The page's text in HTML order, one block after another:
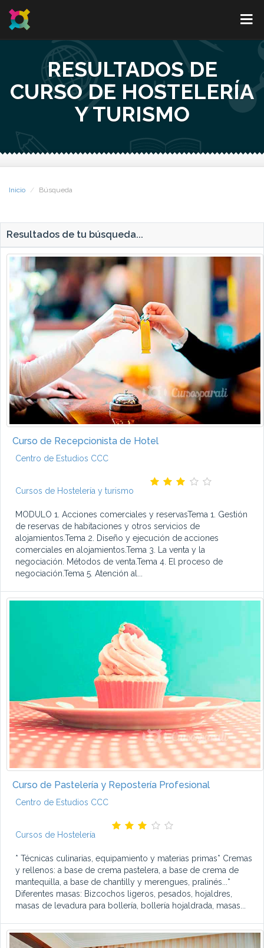
RESULTADOS DE
CURSO DE HOSTELERÍA
Y TURISMO
Inicio Búsqueda
Resultados de tu búsqueda...
Curso de Recepcionista de Hotel
Centro de Estudios CCC
Cursos de Hostelería y turismo
MODULO 1. Acciones comerciales y reservasTema 1. Gestión
de reservas de habitaciones y otros servicios de
alojamientos.Tema 2. Diseño y ejecución de acciones
comerciales en alojamientos.Tema 3. La venta y la
negociación. Métodos de venta.Tema 4. El proceso de
negociación.Tema 5. Atención al...
Curso de Pastelería y Repostería Profesional
Centro de Estudios CCC
Cursos de Hostelería
* Técnicas culinarias, equipamiento y materias primas* Cremas
y rellenos: a base de crema pastelera, a base de crema de
mantequilla, a base de chantilly y merengues, pralinés...*
Diferentes masas: Bizcochos ligeros, pesados, hojaldres,
masas de levadura para bollería, bollería hojaldrada, masas...